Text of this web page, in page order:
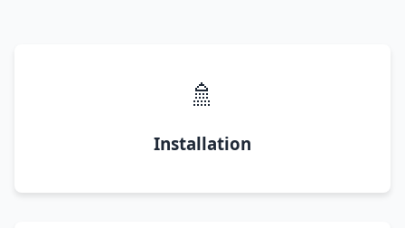
🚿
Installation